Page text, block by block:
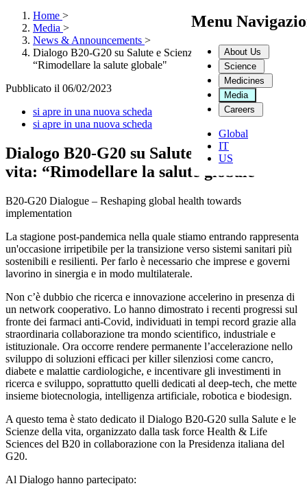
Menu
About Us
Science
Medicines
Media
Careers
Global
IT
US
Home >
Media >
News & Announcements >
Dialogo B20-G20 su Salute e Scienze della vita:
“Rimodellare la salute globale"
Pubblicato il 06/02/2023
si apre in una nuova scheda
si apre in una nuova scheda
Dialogo B20-G20 su Salute e Scienze della
vita: “Rimodellare la salute globale"
B20-G20 Dialogue – Reshaping global health towards
implementation
La stagione post-pandemica nella quale stiamo entrando rappresenta
un'occasione irripetibile per la transizione verso sistemi sanitari più
sostenibili e resilienti. Per farlo è necessario che imprese e governi
lavorino in sinergia e in modo multilaterale.
Non c’è dubbio che ricerca e innovazione accelerino in presenza di
un network cooperativo. Lo hanno dimostrato i recenti progressi sul
fronte dei farmaci anti-Covid, individuati in tempi record grazie alla
straordinaria collaborazione tra mondo scientifico, industriale e
istituzionale. Ora occorre rendere permanente l’accelerazione nello
sviluppo di soluzioni efficaci per killer silenziosi come cancro,
diabete e malattie cardiologiche, e incentivare gli investimenti in
ricerca e sviluppo, soprattutto quelli dedicati al deep-tech, che mette
insieme biotecnologia, intelligenza artificiale, robotica e biodesign.
A questo tema è stato dedicato il Dialogo B20-G20 sulla Salute e le
Scienze della vita, organizzato dalla task force Health & Life
Sciences del B20 in collaborazione con la Presidenza italiana del
G20.
Al Dialogo hanno partecipato: